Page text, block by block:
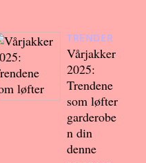
TRENDER
Vårjakker
2025:
Trendene
som løfter
garderobe
n din
denne